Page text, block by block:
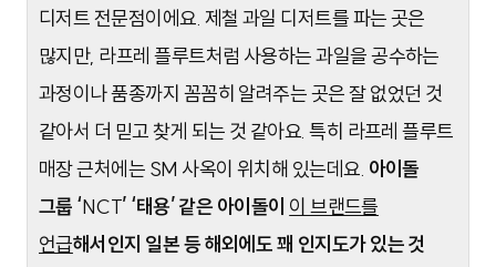
디저트 전문점이에요. 제철 과일 디저트를 파는 곳은
많지만, 라프레 플루트처럼 사용하는 과일을 공수하는
과정이나 품종까지 꼼꼼히 알려주는 곳은 잘 없었던 것
같아서 더 믿고 찾게 되는 것 같아요. 특히 라프레 플루트
매장 근처에는 SM 사옥이 위치해 있는데요. 아이돌
그룹 ‘NCT’ ‘태용’ 같은 아이돌이 이 브랜드를
언급해서인지 일본 등 해외에도 꽤 인지도가 있는 것